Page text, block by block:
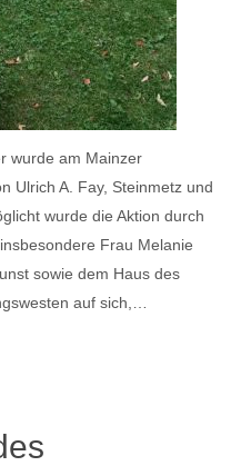
wurde am Mainzer
Ulrich A. Fay, Steinmetz und
wurde die Aktion durch
Frau Melanie
sowie dem Haus des
auf sich,…